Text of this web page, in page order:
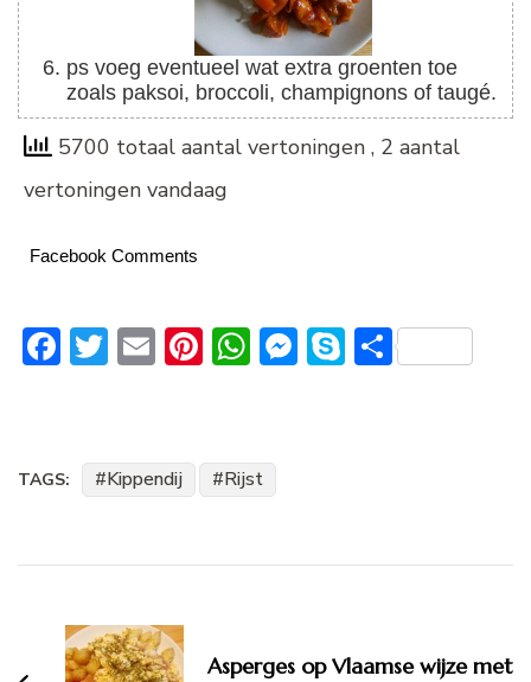
ps voeg eventueel wat extra groenten toe
zoals paksoi, broccoli, champignons of taugé.
5700 totaal aantal vertoningen , 2 aantal
vertoningen vandaag
Facebook Comments
Facebook
Twitter
EmailPinterest
WhatsApp
Messenger
Skype
Delen
TAGS: Kippendij Rijst
navigatie
Asperges op Vlaamse wijze met